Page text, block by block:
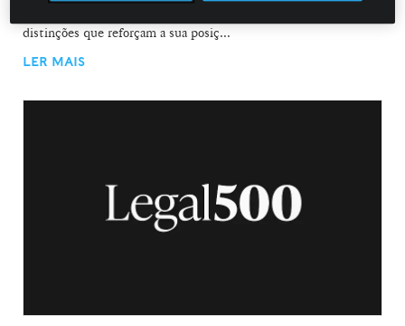
distinções que reforçam a sua posiç...
LER MAIS